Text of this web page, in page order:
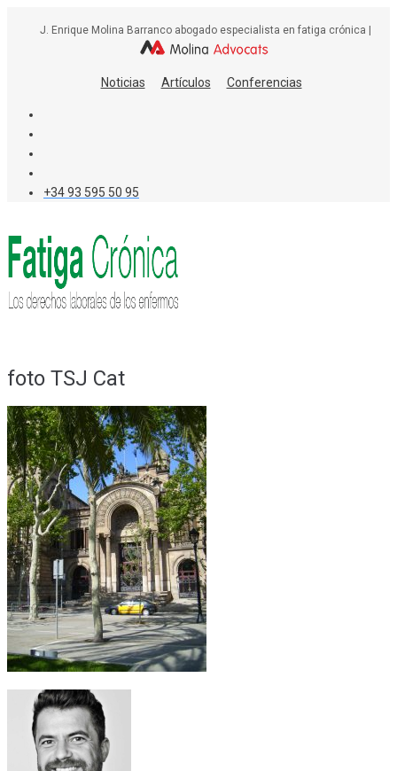
J. Enrique Molina Barranco abogado especialista en fatiga crónica |
Noticias Artículos Conferencias
+34 93 595 50 95
foto TSJ Cat